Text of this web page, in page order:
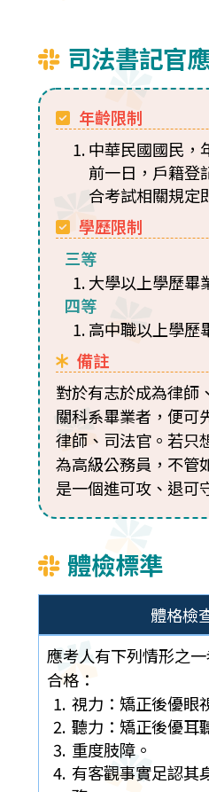
司法書記官
年齡限制
中華民國國民，
前一日，戶籍登
合考試相關規定
學歷限制
三等
大學以上學歷畢
四等
高中職以上學歷
備註
對於有志於成為律師
關科系畢業者，便可
律師、司法官。若只
為高級公務員，不管
是一個進可攻、退可
體檢標準
體格檢
應考人有下列情形之
合格：
視力：矯正後優眼
聽力：矯正後優耳
重度肢障。
有客觀事實足認其